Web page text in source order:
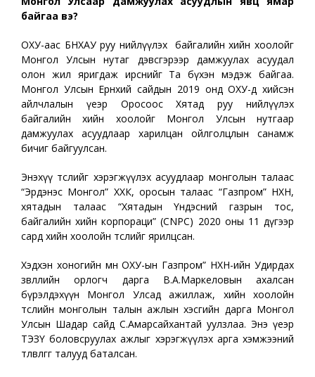
байгаа вэ?
ОХУ-аас БНХАУ руу нийлүүлэх байгалийн хийн хоолойг
Монгол Улсын нутаг дэвсгэрээр дамжуулах асуудал
олон жил яригдаж ирснийг Та бүхэн мэдэж байгаа.
Монгол Улсын Ерөнхий сайдын 2019 онд ОХУ-д хийсэн
айлчлалын үеэр Оросоос Хятад руу нийлүүлэх
байгалийн хийн хоолойг Монгол Улсын нутгаар
дамжуулах асуудлаар харилцан ойлголцлын санамж
бичиг байгуулсан.
Энэхүү төслийг хэрэгжүүлэх асуудлаар монголын талаас
“Эрдэнэс Монгол” ХХК, оросын талаас “Газпром” НХН,
хятадын талаас “Хятадын Үндэсний газрын тос,
байгалийн хийн корпораци” (CNPC) 2020 оны 11 дүгээр
сард хийн хоолойн төслийг ярилцсан.
Хэдхэн хоногийн өмнө ОХУ-ын Газпром” НХН-ийн Удирдах
зөвлөлийн орлогч дарга В.А.Маркеловын ахалсан
бүрэлдэхүүн Монгол Улсад ажиллаж, хийн хоолойн
төслийн монголын талын ажлын хэсгийн дарга Монгол
Улсын Шадар сайд С.Амарсайхантай уулзлаа. Энэ үеэр
ТЭЗҮ боловсруулах ажлыг хэрэгжүүлэх арга хэмжээний
төлөвлөгөөг талууд баталсан.